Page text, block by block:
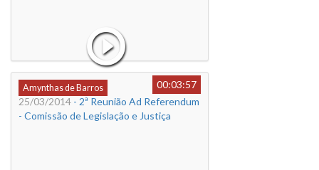
Amynthas de Barros
00:03:57
25/03/2014 - 2ª Reunião Ad Referendum
- Comissão de Legislação e Justiça